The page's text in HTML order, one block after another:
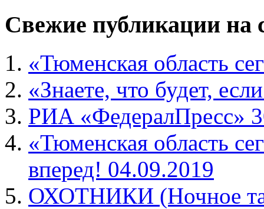
Свежие публикации на
«Тюменская область
«Знаете, что будет,
РИА «ФедералПресс»
«Тюменская область
вперед! 04.09.2019
ОХОТНИКИ (Ночное